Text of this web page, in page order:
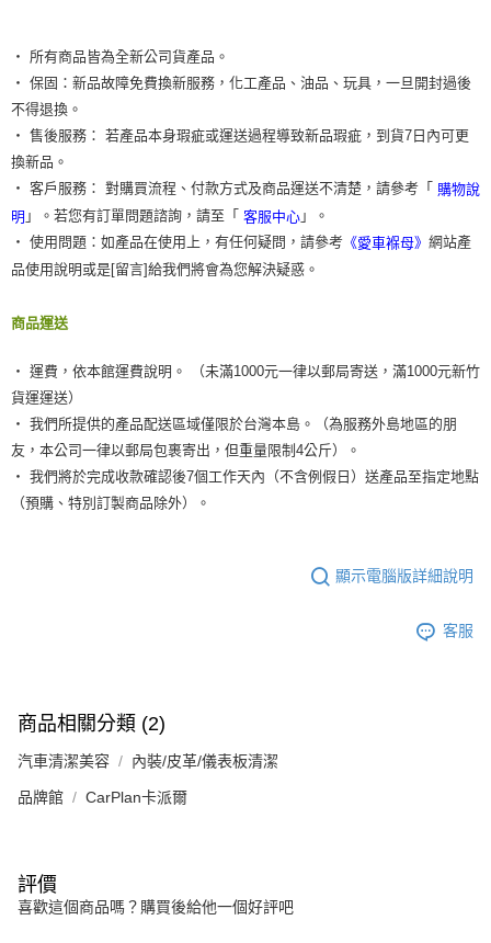
‧ 所有商品皆為全新公司貨產品。
‧ 保固：新品故障免費換新服務，化工產品、油品、玩具，一旦開封過後
不得退換。
‧ 售後服務： 若產品本身瑕疵或運送過程導致新品瑕疵，到貨7日內可更
換新品。
‧ 客戶服務： 對購買流程、付款方式及商品運送不清楚，請參考「 購物說
明 」。若您有訂單問題諮詢，請至「 客服中心 」。
‧ 使用問題：如產品在使用上，有任何疑問，請參考 《愛車褓母》 網站產
品使用說明或是[留言]給我們將會為您解決疑惑。
商品運送
‧ 運費，依本館運費說明。 （未滿1000元一律以郵局寄送，滿1000元新竹
貨運運送）
‧ 我們所提供的產品配送區域僅限於台灣本島。（為服務外島地區的朋
友，本公司一律以郵局包裹寄出，但重量限制4公斤）。
‧ 我們將於完成收款確認後7個工作天內（不含例假日）送產品至指定地點
（預購、特別訂製商品除外）。
顯示電腦版詳細說明
客服
商品相關分類 (2)
汽車清潔美容 內裝/皮革/儀表板清潔
品牌館 CarPlan卡派爾
評價
喜歡這個商品嗎？購買後給他一個好評吧